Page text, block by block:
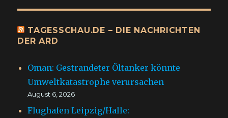
TAGESSCHAU.DE – DIE NACHRICHTEN
DER ARD
Oman: Gestrandeter Öltanker könnte
Umweltkatastrophe verursachen
August 6, 2026
Flughafen Leipzig/Halle: